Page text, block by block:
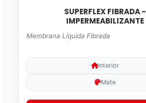
SUPERFLEX FIBRADA -
IMPERMEABILIZANTE
Membrana Líquida Fibrada
Interior
Mate